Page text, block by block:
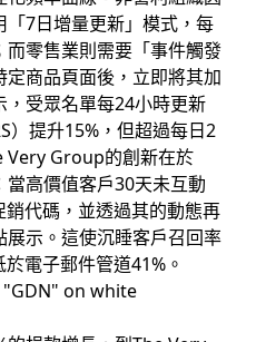
7日增量更新」模式，每
零售業則需要「事件觸發
商品頁面後，立即將其加
，受眾名單每24小時更新
）提升15%，但超過每日2
Very Group的創新在於
當高價值客戶30天未互動
代碼，並透過其的動態再
示。這使沉睡客戶召回率
電子郵件管道41%。